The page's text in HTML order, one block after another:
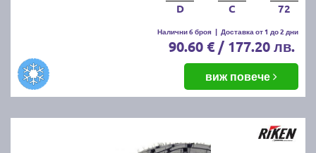
D C 72
Налични 6 броя | Доставка от 1 до 2 дни
90.60 € / 177.20 лв.
виж повече